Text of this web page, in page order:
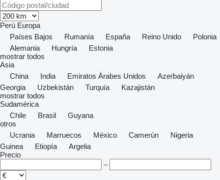
Perú Europa
Países Bajos
Rumanía España Reino Unido
Polonia
Alemania
Hungría
Estonia
mostrar todos
Asia
China
India Emiratos Árabes Unidos
Azerbaiyán
Georgia
Uzbekistán Turquía
Kazajistán
mostrar todos
Sudamérica
Chile
Brasil
Guyana
otros
Ucrania
Marruecos México Camerún
Nigeria
Guinea
Etiopía
Argelia
Precio
–